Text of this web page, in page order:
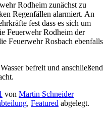
Rodheim zunächst zu
Regenfällen alarmiert. An
fest dass es sich um
Feuerwehr Rodheim der
Feuerwehr Rosbach ebenfalls
befreit und anschließend
von Martin Schneider
, Featured abgelegt.